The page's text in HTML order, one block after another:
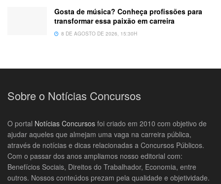
Gosta de música? Conheça profissões para
transformar essa paixão em carreira
8 DE AGOSTO DE 2026, 15:30H
Sobre o Notícias Concursos
O portal Notícias Concursos foi criado em 2010 com objetivo de
ajudar aqueles que almejam uma vaga na carreira pública,
através de notícias e dicas relacionadas a Concursos Públicos.
Com o passar dos anos ampliamos nosso editorial com:
Benefícios Sociais, Direitos do Trabalhador, Economia, entre
outros. Nossos conteúdos prezam pela qualidade e objetividade.